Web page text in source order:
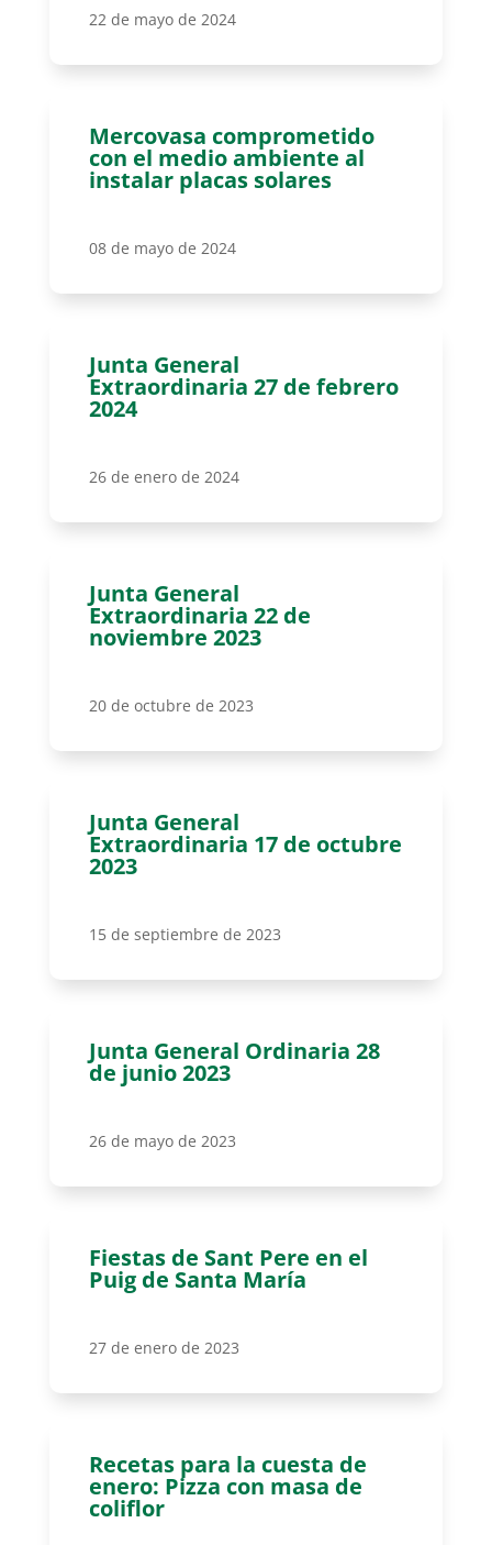
22 de mayo de 2024
Mercovasa comprometido
con el medio ambiente al
instalar placas solares
08 de mayo de 2024
Junta General
Extraordinaria 27 de febrero
2024
26 de enero de 2024
Junta General
Extraordinaria 22 de
noviembre 2023
20 de octubre de 2023
Junta General
Extraordinaria 17 de octubre
2023
15 de septiembre de 2023
Junta General Ordinaria 28
de junio 2023
26 de mayo de 2023
Fiestas de Sant Pere en el
Puig de Santa María
27 de enero de 2023
Recetas para la cuesta de
enero: Pizza con masa de
coliflor